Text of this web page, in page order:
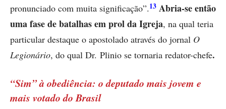
pronunciado com muita significação”.13 Abria-se então
uma fase de batalhas em prol da Igreja, na qual teria
particular destaque o apostolado através do jornal O
Legionário, do qual Dr. Plinio se tornaria redator-chefe.
“Sim” à obediência: o deputado mais jovem e
mais votado do Brasil